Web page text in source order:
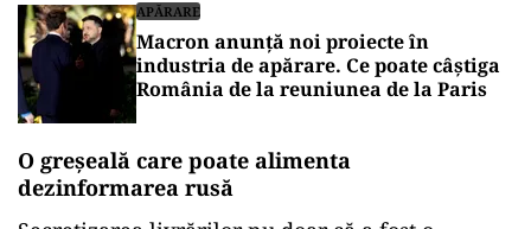
APĂRARE
Macron anunță noi proiecte în
industria de apărare. Ce poate câștiga
România de la reuniunea de la Paris
O greșeală care poate alimenta
dezinformarea rusă